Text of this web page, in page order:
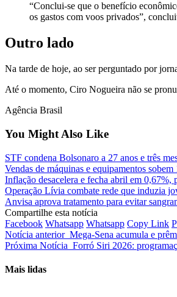
“Conclui‑se que o benefício
os gastos com voos privados”,
Outro lado
Na tarde de hoje, ao ser perguntado por
Até o momento, Ciro Nogueira não se
Agência Brasil
You Might Also Like
STF condena Bolsonaro a 27 anos e três
Vendas de máquinas e equipamentos
Inflação desacelera e fecha abril em 0,67%,
Operação Lívia combate rede que induzia
Anvisa aprova tratamento para evitar
Compartilhe esta notícia
Facebook Whatsapp Whatsapp Copy Link
Notícia anterior Mega-Sena acumula e
Próxima Notícia Forró Siri 2026:
Mais lidas